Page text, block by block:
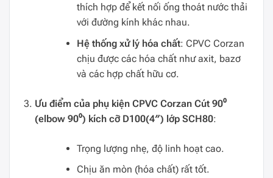
thích hợp để kết nối ống thoát nước thải
với đường kính khác nhau.
Hệ thống xử lý hóa chất: CPVC Corzan
chịu được các hóa chất như axit, bazơ
và các hợp chất hữu cơ.
Ưu điểm của phụ kiện CPVC Corzan Cút 90⁰
(elbow 90⁰) kích cỡ D100(4″) lớp SCH80:
Trọng lượng nhẹ, độ linh hoạt cao.
Chịu ăn mòn (hóa chất) rất tốt.